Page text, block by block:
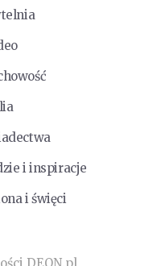
i inspiracje
i święci